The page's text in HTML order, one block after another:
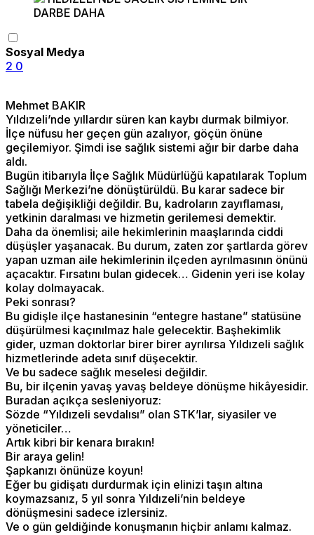
Sosyal Medya
2 0
Mehmet BAKIR
Yıldızeli’nde yıllardır süren kan kaybı durmak bilmiyor.
İlçe nüfusu her geçen gün azalıyor, göçün önüne
geçilemiyor. Şimdi ise sağlık sistemi ağır bir darbe daha
aldı.
Bugün itibarıyla İlçe Sağlık Müdürlüğü kapatılarak Toplum
Sağlığı Merkezi’ne dönüştürüldü. Bu karar sadece bir
tabela değişikliği değildir. Bu, kadroların zayıflaması,
yetkinin daralması ve hizmetin gerilemesi demektir.
Daha da önemlisi; aile hekimlerinin maaşlarında ciddi
düşüşler yaşanacak. Bu durum, zaten zor şartlarda görev
yapan uzman aile hekimlerinin ilçeden ayrılmasının önünü
açacaktır. Fırsatını bulan gidecek… Gidenin yeri ise kolay
kolay dolmayacak.
Peki sonrası?
Bu gidişle ilçe hastanesinin “entegre hastane” statüsüne
düşürülmesi kaçınılmaz hale gelecektir. Başhekimlik
gider, uzman doktorlar birer birer ayrılırsa Yıldızeli sağlık
hizmetlerinde adeta sınıf düşecektir.
Ve bu sadece sağlık meselesi değildir.
Bu, bir ilçenin yavaş yavaş beldeye dönüşme hikâyesidir.
Buradan açıkça sesleniyoruz:
Sözde “Yıldızeli sevdalısı” olan STK’lar, siyasiler ve
yöneticiler…
Artık kibri bir kenara bırakın!
Bir araya gelin!
Şapkanızı önünüze koyun!
Eğer bu gidişatı durdurmak için elinizi taşın altına
koymazsanız, 5 yıl sonra Yıldızeli’nin beldeye
dönüşmesini sadece izlersiniz.
Ve o gün geldiğinde konuşmanın hiçbir anlamı kalmaz.